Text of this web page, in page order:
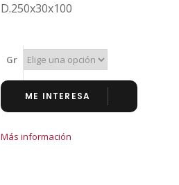
D.250x30x100
Gr
ME INTERESA
Más información